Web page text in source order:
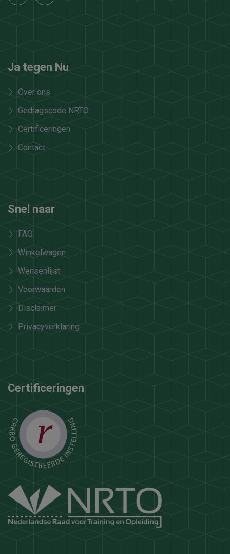
Ja tegen Nu
Over ons
Gedragscode NRTO
Certificeringen
Contact
Snel naar
FAQ
Winkelwagen
Wensenlijst
Voorwaarden
Disclaimer
Privacyverklaring
Certificeringen